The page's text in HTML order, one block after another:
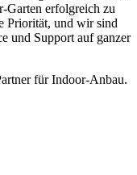
Garten erfolgreich zu
Priorität, und wir sind
und Support auf ganzer
für Indoor-Anbau.